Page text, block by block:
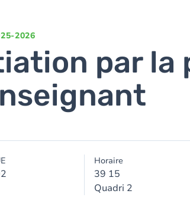
2026
par la
Horaire
39 15
Quadri 2